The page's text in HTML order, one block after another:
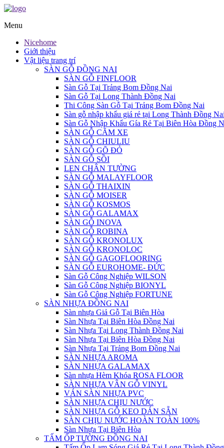
Menu
Nicehome
Giới thiệu
Vật liệu trang trí
SÀN GỖ ĐỒNG NAI
SÀN GỖ FINFLOOR
Sàn Gỗ Tại Trảng Bom Đồng Nai
Sàn Gỗ Tại Long Thành Đồng Nai
Thi Công Sàn Gỗ Tại Trảng Bom Đồng Nai
Sàn gỗ nhập khẩu giá rẻ tại Long Thành Đồng
Sàn Gỗ Nhập Khẩu Gía Rẻ Tại Biên Hòa Đồng
SÀN GỖ CĂM XE
SÀN GỖ CHIULIU
SÀN GỖ GÕ ĐỎ
SÀN GỖ SỒI
LEN CHÂN TƯỜNG
SÀN GỖ MALAYFLOOR
SÀN GỖ THAIXIN
SÀN GỖ MOISER
SÀN GỖ KOSMOS
SÀN GỖ GALAMAX
SÀN GỖ INOVA
SÀN GỖ ROBINA
SÀN GỖ KRONOLUX
SÀN GỖ KRONOLOC
SÀN GỖ GAGOFLOORING
SÀN GỖ EUROHOME- ĐỨC
Sàn Gỗ Công Nghiệp WILSON
Sàn Gỗ Công Nghiệp BIONYL
Sàn Gỗ Công Nghiệp FORTUNE
SÀN NHỰA ĐỒNG NAI
Sàn nhựa Giả Gỗ Tại Biên Hòa
Sàn Nhựa Tại Biên Hòa Đồng Nai
Sàn Nhựa Tại Long Thành Đồng Nai
Sàn Nhựa Tại Biên Hòa Đồng Nai
Sàn Nhựa Tại Trảng Bom Đồng Nai
SÀN NHỰA AROMA
SÀN NHỰA GALAMAX
Sàn nhựa Hèm Khóa ROSA FLOOR
SÀN NHỰA VÂN GỖ VINYL
VÁN SÀN NHỰA PVC
SÀN NHỰA CHỊU NƯỚC
SÀN NHỰA GỖ KEO DÁN SẴN
SÀN CHỊU NƯỚC HOÀN TOÀN 100%
Sàn Nhựa Tại Biên Hòa
TẤM ỐP TƯỜNG ĐỒNG NAI